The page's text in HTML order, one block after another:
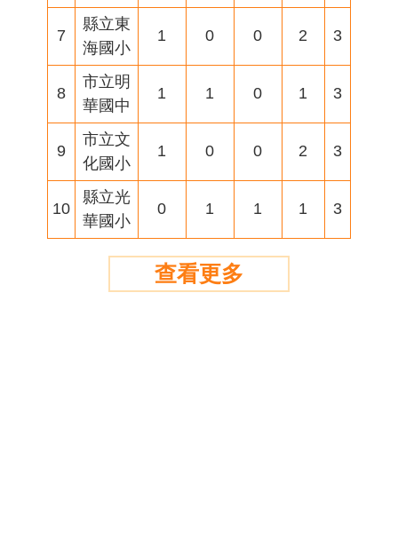
7
縣立東
海國小
1 0 0 2 3
8
市立明
華國中
1 1 0 1 3
9
市立文
化國小
1 0 0 2 3
10
縣立光
華國小
0 1 1 1 3